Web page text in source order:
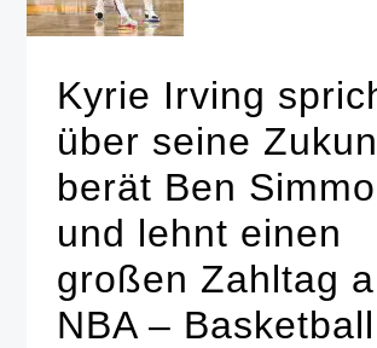
Kyrie Irving
über seine
berät Ben
und lehnt einen
großen Zahltag
NBA –